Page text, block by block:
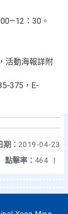
：30。
活動海報詳附
375，E-
期： 2019-04-23
點擊率： 464 |